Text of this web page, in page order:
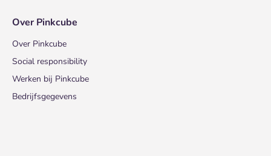
Over Pinkcube
Over Pinkcube
Social responsibility
Werken bij Pinkcube
Bedrijfsgegevens